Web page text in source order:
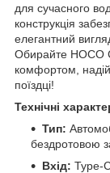
для сучасного
конструкція
елегантний
Обирайте HOCO
комфортом,
поїздці!
Технічні
Тип:
бездротовою
Вхід: Type-